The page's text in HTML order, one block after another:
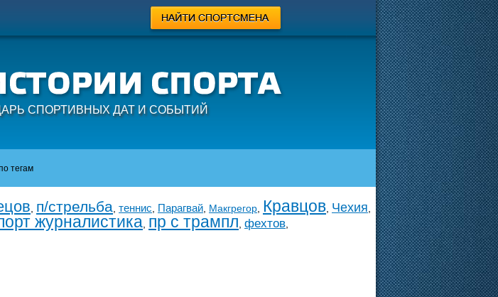
СПОРТИВНЫХ ДАТ И СОБЫТИЙ
тегам
п/стрельба теннис Парагвай Макгрегор Кравцов Чехия
журналистика пр с трампл фехтов